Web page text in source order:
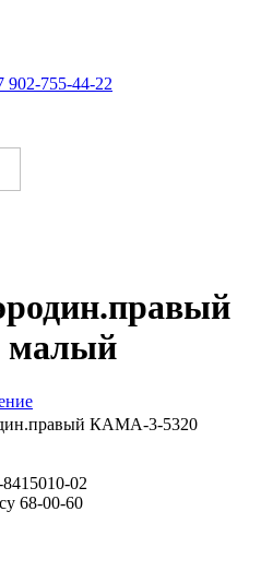
902-755-44-22
малый
КАМА-3-5320
02
68-00-60